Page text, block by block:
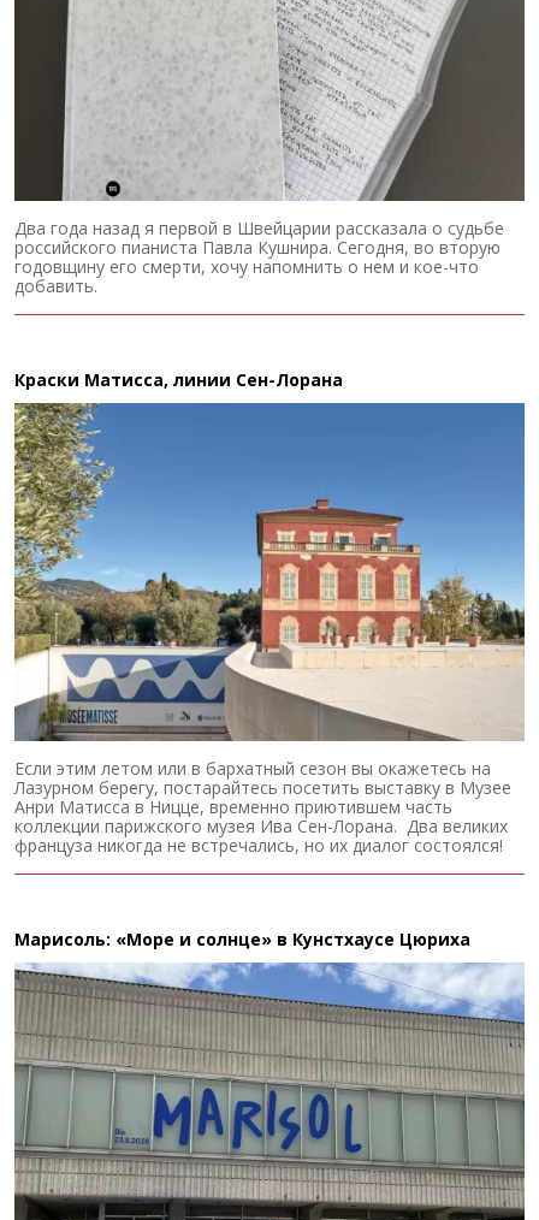
Два года назад я первой в Швейцарии рассказала о судьбе
российского пианиста Павла Кушнира. Сегодня, во вторую
годовщину его смерти, хочу напомнить о нем и кое-что
добавить.
Краски Матисса, линии Сен-Лорана
Если этим летом или в бархатный сезон вы окажетесь на
Лазурном берегу, постарайтесь посетить выставку в Музее
Анри Матисса в Ницце, временно приютившем часть
коллекции парижского музея Ива Сен-Лорана. Два великих
француза никогда не встречались, но их диалог состоялся!
Марисоль: «Море и солнце» в Кунстхаусе Цюриха